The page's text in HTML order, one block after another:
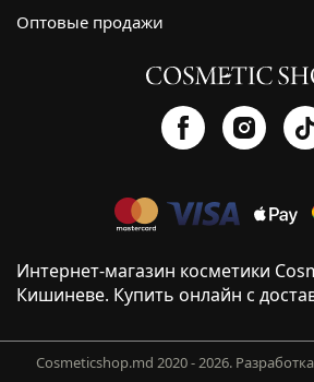
Оптовые продажи
Интернет-магазин косметики
Кишиневе. Купить онлайн с
Cosmeticshop.md 2020 - 2026.